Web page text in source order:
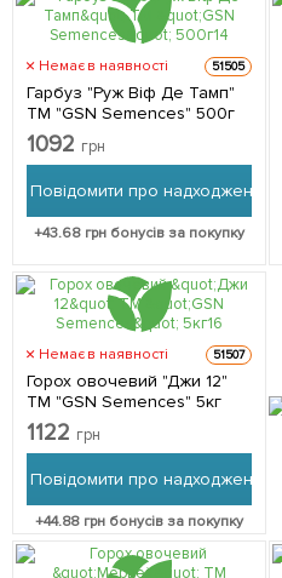
Немає в наявності 51505
Гарбуз "Руж Віф Де Тамп"
ТМ "GSN Semences" 500г
1092 грн
Повідомити про надходження
+43.68грн бонусів за покупку
Немає в наявності 51507
Горох овочевий "Джи 12"
ТМ "GSN Semences" 5кг
1122 грн
Повідомити про надходження
+44.88 грн бонусів за покупку